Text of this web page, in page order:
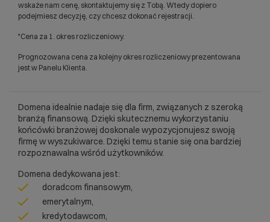
wskaże nam cenę, skontaktujemy się z Tobą. Wtedy dopiero
podejmiesz decyzję, czy chcesz dokonać rejestracji.
*Cena za 1. okres rozliczeniowy.
Prognozowana cena za kolejny okres rozliczeniowy prezentowana
jest w Panelu Klienta.
Domena idealnie nadaje się dla firm, związanych z szeroką
branżą finansową. Dzięki skutecznemu wykorzystaniu
końcówki branżowej doskonale wypozycjonujesz swoją
firmę w wyszukiwarce. Dzięki temu stanie się ona bardziej
rozpoznawalna wśród użytkowników.
Domena dedykowana jest:
doradcom finansowym,
emerytalnym,
kredytodawcom,